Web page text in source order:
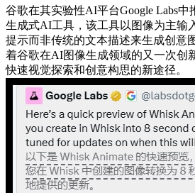
谷歌在其实验性AI平台Google Labs中
生成式AI工具，该工具以图像为主输
提示而非传统的文本描述来生成创意
着谷歌在AI图像生成领域的又一次创
快速视觉探索和创意构思的新途径。